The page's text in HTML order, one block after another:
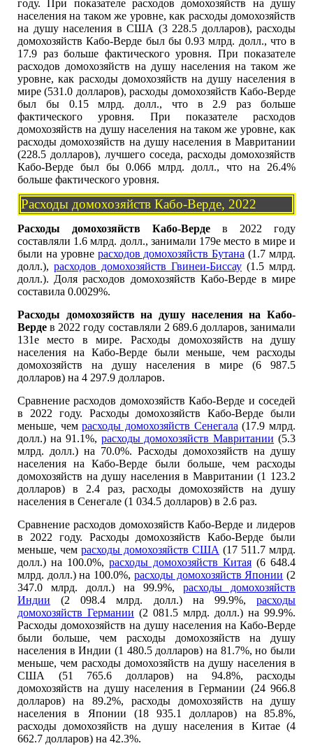
году. При показателе расходов домохозяйств на душу
населения на таком же уровне, как расходы домохозяйств
на душу населения в США (3 228.5 долларов), расходы
домохозяйств Кабо-Верде был бы 0.93 млрд. долл., что в
17.9 раз больше фактического уровня. При показателе
расходов домохозяйств на душу населения на таком же
уровне, как расходы домохозяйств на душу населения в
мире (531.0 долларов), расходы домохозяйств Кабо-Верде
был бы 0.15 млрд. долл., что в 2.9 раз больше
фактического уровня. При показателе расходов
домохозяйств на душу населения на таком же уровне, как
расходы домохозяйств на душу населения в Мавритании
(228.5 долларов), лучшего соседа, расходы домохозяйств
Кабо-Верде был бы 0.066 млрд. долл., что на 26.4%
больше фактического уровня.
Расходы домохозяйств Кабо-Верде, 2022
Расходы домохозяйств Кабо-Верде в 2022 году
составляли 1.6 млрд. долл., занимали 179е место в мире и
были на уровне расходов домохозяйств Бутана (1.7 млрд.
долл.), расходов домохозяйств Гвинеи-Биссау (1.5 млрд.
долл.). Доля расходов домохозяйств Кабо-Верде в мире
составила 0.0029%.
Расходы домохозяйств на душу населения на Кабо-
Верде в 2022 году составляли 2 689.6 долларов, занимали
131е место в мире. Расходы домохозяйств на душу
населения на Кабо-Верде были меньше, чем расходы
домохозяйств на душу населения в мире (6 987.5
долларов) на 4 297.9 долларов.
Сравнение расходов домохозяйств Кабо-Верде и соседей
в 2022 году. Расходы домохозяйств Кабо-Верде были
меньше, чемрасходы домохозяйств Сенегала (17.9 млрд.
долл.) на 91.1%, расходы домохозяйств Мавритании (5.3
млрд. долл.) на 70.0%. Расходы домохозяйств на душу
населения на Кабо-Верде были больше, чем расходы
домохозяйств на душу населения в Мавритании (1 123.2
долларов) в 2.4 раз, расходы домохозяйств на душу
населения в Сенегале (1 034.5 долларов) в 2.6 раз.
Сравнение расходов домохозяйств Кабо-Верде и лидеров
в 2022 году. Расходы домохозяйств Кабо-Верде были
меньше, чем расходы домохозяйств США (17 511.7 млрд.
долл.) на 100.0%, расходы домохозяйств Китая (6 648.4
млрд. долл.) на 100.0%, расходы домохозяйств Японии (2
347.0 млрд. долл.) на 99.9%, расходы домохозяйств
Индии (2 098.4 млрд. долл.) на 99.9%, расходы
домохозяйств Германии (2 081.5 млрд. долл.) на 99.9%.
Расходы домохозяйств на душу населения на Кабо-Верде
были больше, чем расходы домохозяйств на душу
населения в Индии (1 480.5 долларов) на 81.7%, но были
меньше, чем расходы домохозяйств на душу населения в
США (51 765.6 долларов) на 94.8%, расходы
домохозяйств на душу населения в Германии (24 966.8
долларов) на 89.2%, расходы домохозяйств на душу
населения в Японии (18 935.1 долларов) на 85.8%,
расходы домохозяйств на душу населения в Китае (4
662.7 долларов) на 42.3%.